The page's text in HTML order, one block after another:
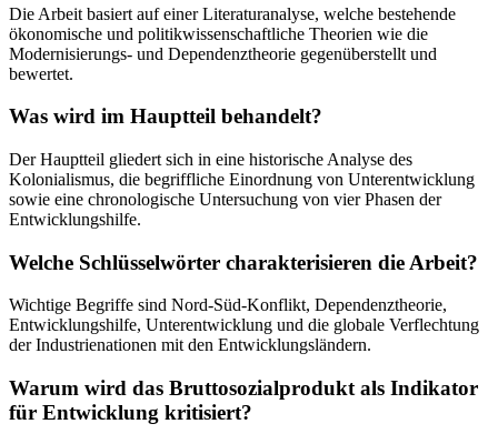
Die Arbeit basiert auf einer Literaturanalyse, welche bestehende
ökonomische und politikwissenschaftliche Theorien wie die
Modernisierungs- und Dependenztheorie gegenüberstellt und
bewertet.
Was wird im Hauptteil behandelt?
Der Hauptteil gliedert sich in eine historische Analyse des
Kolonialismus, die begriffliche Einordnung von Unterentwicklung
sowie eine chronologische Untersuchung von vier Phasen der
Entwicklungshilfe.
Welche Schlüsselwörter charakterisieren die Arbeit?
Wichtige Begriffe sind Nord-Süd-Konflikt, Dependenztheorie,
Entwicklungshilfe, Unterentwicklung und die globale Verflechtung
der Industrienationen mit den Entwicklungsländern.
Warum wird das Bruttosozialprodukt als Indikator
für Entwicklung kritisiert?